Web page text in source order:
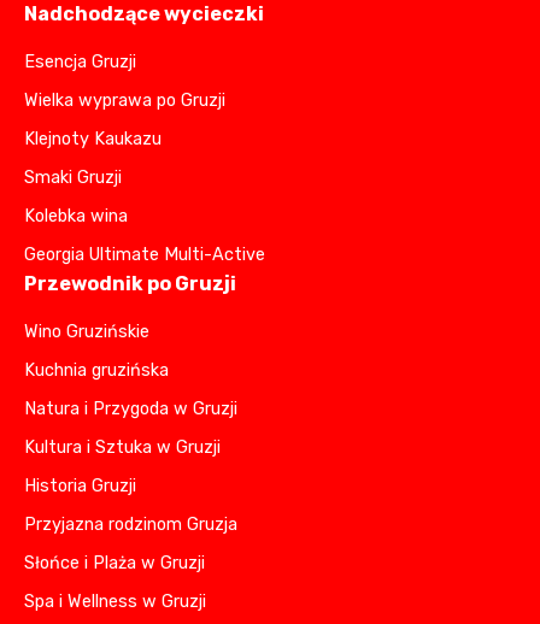
Nadchodzące wycieczki
Esencja Gruzji
Wielka wyprawa po Gruzji
Klejnoty Kaukazu
Smaki Gruzji
Kolebka wina
Georgia Ultimate Multi-Active
Przewodnik po Gruzji
Wino Gruzińskie
Kuchnia gruzińska
Natura i Przygoda w Gruzji
Kultura i Sztuka w Gruzji
Historia Gruzji
Przyjazna rodzinom Gruzja
Słońce i Plaża w Gruzji
Spa i Wellness w Gruzji